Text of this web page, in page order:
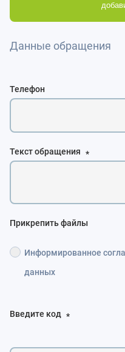
Данные обращения
Телефон
Текст обращения *
Прикрепить файлы
Информированное
данных
Введите код *